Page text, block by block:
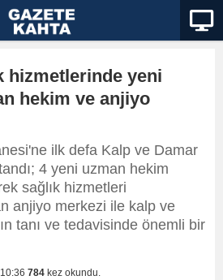
hizmetlerinde yeni
hekim ve anjiyo
ilk defa Kalp ve Damar
4 yeni uzman hekim
sağlık hizmetleri
anjiyo merkezi ile kalp ve
tanı ve tedavisinde önemli bir
784 kez okundu.